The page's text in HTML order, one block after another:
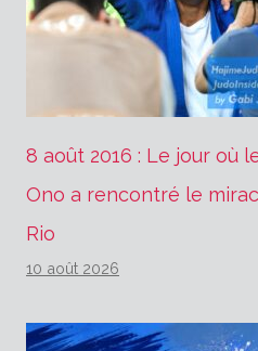
8 août 2016 : Le jour où
Ono a rencontré le
Rio
10 août 2026